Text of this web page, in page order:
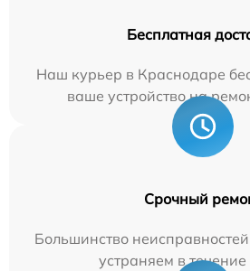
Бесплатная
Наш курьер в Краснодаре
ваше устройство на
Срочный
Большинство
устраняем в течение